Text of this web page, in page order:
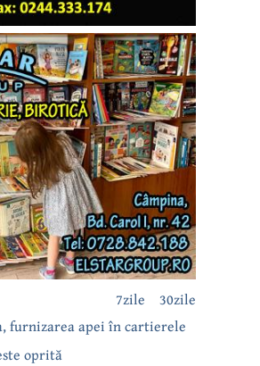
30zile
7zile
furnizarea apei în cartierele
oprită